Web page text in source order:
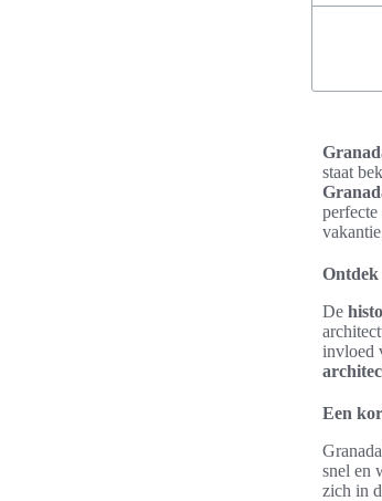
staat
Ontdek
De
invloed
Een
snel en
zich in